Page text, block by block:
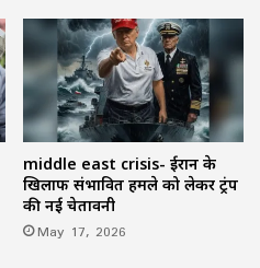
middle east crisis- ईरान के
खिलाफ संभावित हमले को लेकर ट्रंप
की नई चेतावनी
May 17, 2026